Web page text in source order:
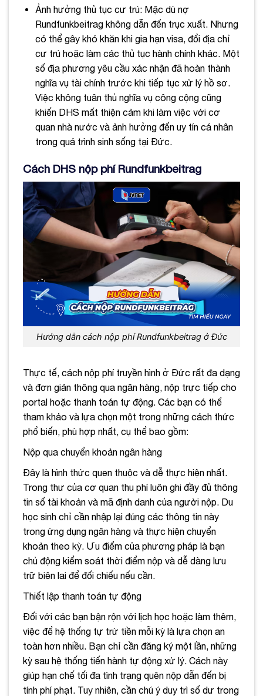
Ảnh hưởng thủ tục cư trú: Mặc dù nợ
Rundfunkbeitrag không dẫn đến trục xuất. Nhưng
có thể gây khó khăn khi gia hạn visa, đổi địa chỉ
cư trú hoặc làm các thủ tục hành chính khác. Một
số địa phương yêu cầu xác nhận đã hoàn thành
nghĩa vụ tài chính trước khi tiếp tục xử lý hồ sơ.
Việc không tuân thủ nghĩa vụ công cộng cũng
khiến DHS mất thiện cảm khi làm việc với cơ
quan nhà nước và ảnh hưởng đến uy tín cá nhân
trong quá trình sinh sống tại Đức.
Cách DHS nộp phí Rundfunkbeitrag
Hướng dẫn cách nộp phí Rundfunkbeitrag ở Đức
Thực tế, cách nộp phí truyền hình ở Đức rất đa dạng
và đơn giản thông qua ngân hàng, nộp trực tiếp cho
portal hoặc thanh toán tự động. Các bạn có thể
tham khảo và lựa chọn một trong những cách thức
phổ biến, phù hợp nhất, cụ thể bao gồm:
Nộp qua chuyển khoản ngân hàng
Đây là hình thức quen thuộc và dễ thực hiện nhất.
Trong thư của cơ quan thu phí luôn ghi đầy đủ thông
tin số tài khoản và mã định danh của người nộp. Du
học sinh chỉ cần nhập lại đúng các thông tin này
trong ứng dụng ngân hàng và thực hiện chuyển
khoản theo kỳ. Ưu điểm của phương pháp là bạn
chủ động kiểm soát thời điểm nộp và dễ dàng lưu
trữ biên lai để đối chiếu nếu cần.
Thiết lập thanh toán tự động
Đối với các bạn bận rộn với lịch học hoặc làm thêm,
việc để hệ thống tự trừ tiền mỗi kỳ là lựa chọn an
toàn hơn nhiều. Bạn chỉ cần đăng ký một lần, những
kỳ sau hệ thống tiến hành tự động xử lý. Cách này
giúp hạn chế tối đa tình trạng quên nộp dẫn đến bị
tính phí phạt. Tuy nhiên, cần chú ý duy trì số dư trong